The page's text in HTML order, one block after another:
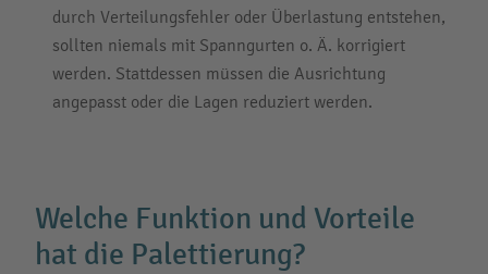
durch Verteilungsfehler oder Überlastung entstehen,
sollten niemals mit Spanngurten o. Ä. korrigiert
werden. Stattdessen müssen die Ausrichtung
angepasst oder die Lagen reduziert werden.
Welche Funktion und Vorteile
hat die Palettierung?